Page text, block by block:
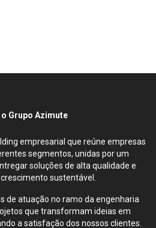
Grupo Azimute
empresarial que reúne empresas
segmentos, unidas por um
soluções de alta qualidade e
sustentável.
de atuação no ramo da engenharia
que transformam ideias em
a satisfação dos nossos clientes.